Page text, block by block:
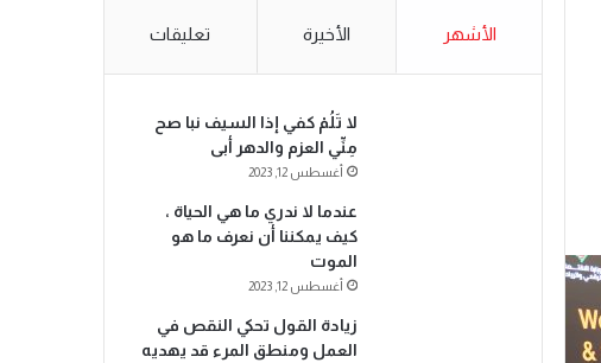
الأشهر الأخيرة تعليقات
لا تَلُمْ كفي إذا السيف نبا صح
مِنِّي العزم والدهر أبى
أغسطس 12, 2023
عندما لا ندري ما هي الحياة ،
كيف يمكننا أن نعرف ما هو
الموت
أغسطس 12, 2023
زيادة القول تحكي النقص في
العمل ومنطق المرء قد يهديه